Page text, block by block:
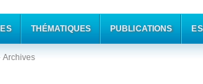
THÉMATIQUES PUBLICATIONS
Archives